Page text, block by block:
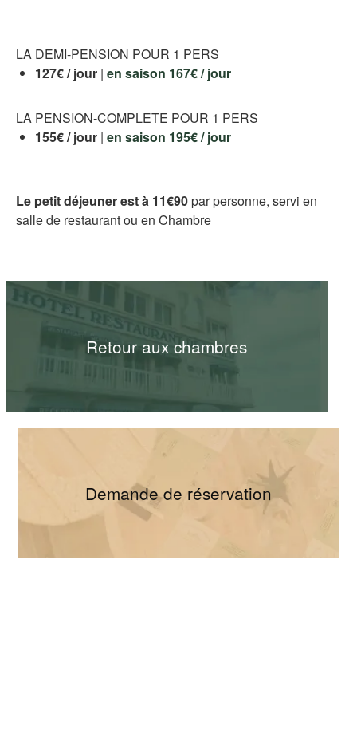
LA DEMI-PENSION POUR 1 PERS
127€ / jour | en saison 167€ / jour
LA PENSION-COMPLETE POUR 1 PERS
155€ / jour | en saison 195€ / jour
Le petit déjeuner est à 11€90par personne, servi en
salle de restaurant ou en Chambre
Retour aux chambres
Demande de réservation